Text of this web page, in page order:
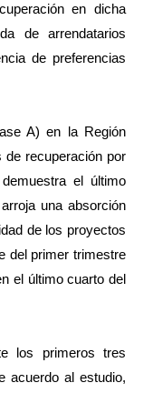
en dicha
de arrendatarios
de preferencias
A) en la Región
de recuperación por
el último
una absorción
de los proyectos
del primer trimestre
el último cuarto del
los primeros tres
acuerdo al estudio,